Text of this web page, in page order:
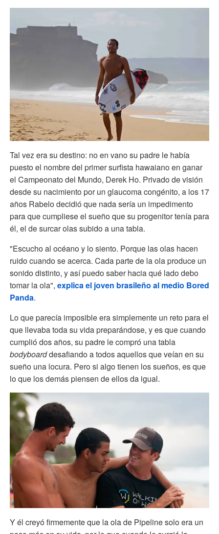
Tal vez era su destino: no en vano su padre le había
puesto el nombre del primer surfista hawaiano en ganar
el Campeonato del Mundo, Derek Ho. Privado de visión
desde su nacimiento por un glaucoma congénito, a los 17
años Rabelo decidió que nada sería un impedimento
para que cumpliese el sueño que su progenitor tenía para
él, el de surcar olas subido a una tabla.
"Escucho al océano y lo siento. Porque las olas hacen
ruido cuando se acerca. Cada parte de la ola produce un
sonido distinto, y así puedo saber hacia qué lado debo
tomar la ola", explica el joven brasileño al medio Bored
Panda.
Lo que parecía imposible era simplemente un reto para el
que llevaba toda su vida preparándose, y es que cuando
cumplió dos años, su padre le compró una tabla
bodyboarddesafiando a todos aquellos que veían en su
sueño una locura. Pero si algo tienen los sueños, es que
lo que los demás piensen de ellos da igual.
Y él creyó firmemente que la ola de Pipeline solo era un